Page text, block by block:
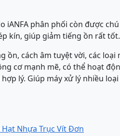
iANFA phân phối còn được
kín, giúp giảm tiếng ồn rất tốt.
ồn, cách âm tuyệt vời, các loại
cơ mạnh mẽ, có thể hoạt
lý. Giúp máy xử lý nhiều
Nhựa Trục Vít Đơn